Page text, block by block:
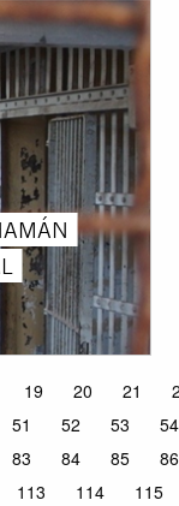
19 20 21
51 52 53 54
83 84 85 86
113 114 115